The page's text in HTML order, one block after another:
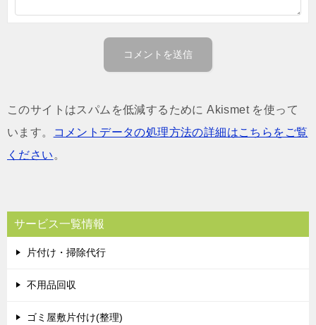
このサイトはスパムを低減するために Akismet を使って
います。
コメントデータの処理方法の詳細はこちらをご覧
ください 。
サービス一覧情報
片付け・掃除代行
不用品回収
ゴミ屋敷片付け(整理)